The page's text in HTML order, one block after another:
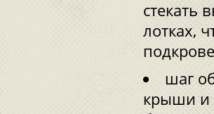
стекать
лотках,
шаг
крыши и